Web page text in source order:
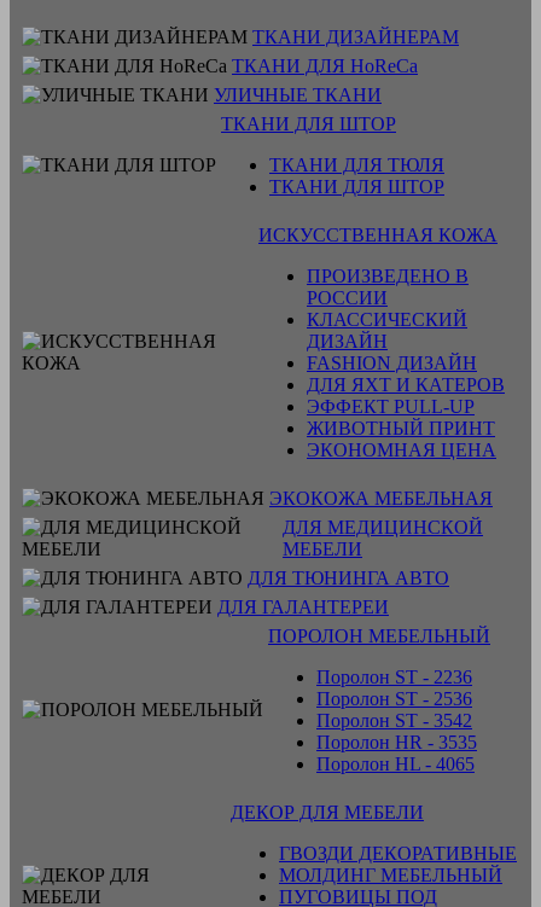
ТКАНИ ДИЗАЙНЕРАМ
ТКАНИ ДЛЯ HoReCa
УЛИЧНЫЕ ТКАНИ
ТКАНИ ДЛЯ ШТОР
ТКАНИ ДЛЯ ТЮЛЯ
ТКАНИ ДЛЯ ШТОР
ИСКУССТВЕННАЯ КОЖА
ПРОИЗВЕДЕНО В
РОССИИ
КЛАССИЧЕСКИЙ
ДИЗАЙН
FASHION ДИЗАЙН
ДЛЯ ЯХТ И КАТЕРОВ
ЭФФЕКТ PULL-UP
ЖИВОТНЫЙ ПРИНТ
ЭКОНОМНАЯ ЦЕНА
ЭКОКОЖА МЕБЕЛЬНАЯ
ДЛЯ МЕДИЦИНСКОЙ
МЕБЕЛИ
ДЛЯ ТЮНИНГА АВТО
ДЛЯ ГАЛАНТЕРЕИ
ПОРОЛОН МЕБЕЛЬНЫЙ
Поролон ST - 2236
Поролон ST - 2536
Поролон ST - 3542
Поролон HR - 3535
Поролон HL - 4065
ДЕКОР ДЛЯ МЕБЕЛИ
ГВОЗДИ ДЕКОРАТИВНЫЕ
МОЛДИНГ МЕБЕЛЬНЫЙ
ПУГОВИЦЫ ПОД